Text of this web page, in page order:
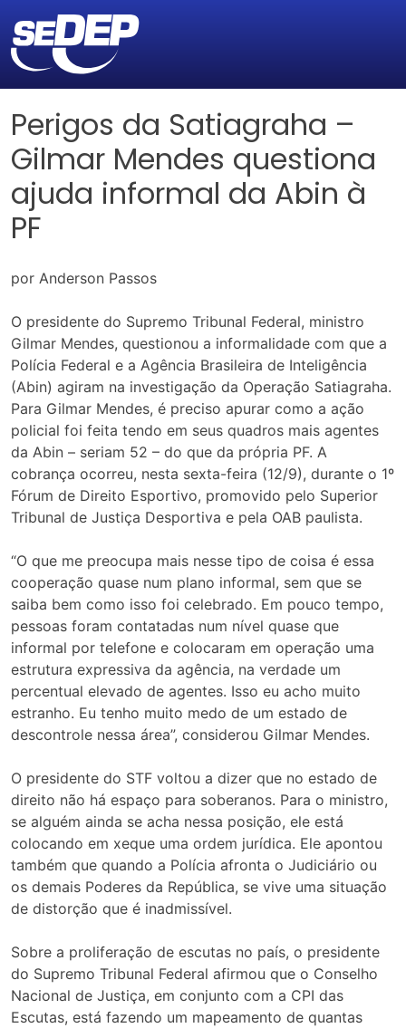
Perigos da Satiagraha –
Gilmar Mendes questiona
ajuda informal da Abin à
PF
por Anderson Passos
O presidente do Supremo Tribunal Federal, ministro
Gilmar Mendes, questionou a informalidade com que a
Polícia Federal e a Agência Brasileira de Inteligência
(Abin) agiram na investigação da Operação Satiagraha.
Para Gilmar Mendes, é preciso apurar como a ação
policial foi feita tendo em seus quadros mais agentes
da Abin – seriam 52 – do que da própria PF. A
cobrança ocorreu, nesta sexta-feira (12/9), durante o 1º
Fórum de Direito Esportivo, promovido pelo Superior
Tribunal de Justiça Desportiva e pela OAB paulista.
“O que me preocupa mais nesse tipo de coisa é essa
cooperação quase num plano informal, sem que se
saiba bem como isso foi celebrado. Em pouco tempo,
pessoas foram contatadas num nível quase que
informal por telefone e colocaram em operação uma
estrutura expressiva da agência, na verdade um
percentual elevado de agentes. Isso eu acho muito
estranho. Eu tenho muito medo de um estado de
descontrole nessa área”, considerou Gilmar Mendes.
O presidente do STF voltou a dizer que no estado de
direito não há espaço para soberanos. Para o ministro,
se alguém ainda se acha nessa posição, ele está
colocando em xeque uma ordem jurídica. Ele apontou
também que quando a Polícia afronta o Judiciário ou
os demais Poderes da República, se vive uma situação
de distorção que é inadmissível.
Sobre a proliferação de escutas no país, o presidente
do Supremo Tribunal Federal afirmou que o Conselho
Nacional de Justiça, em conjunto com a CPI das
Escutas, está fazendo um mapeamento de quantas